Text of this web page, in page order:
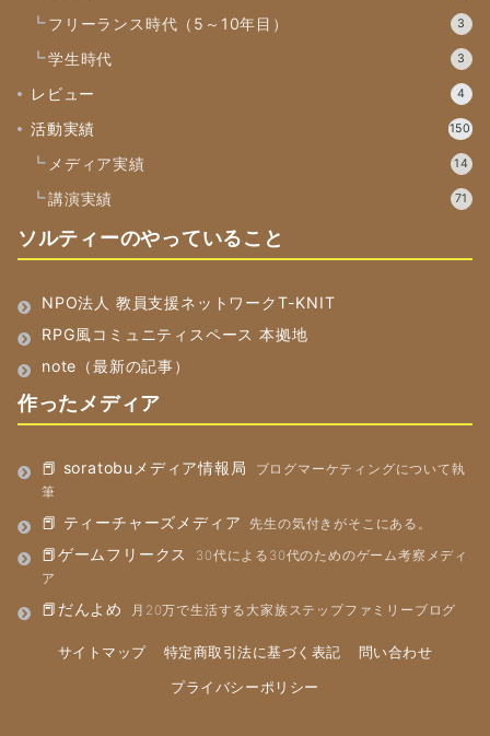
フリーランス時代（5～10年目） 3
学生時代 3
レビュー 4
活動実績 150
メディア実績 14
講演実績 71
ソルティーのやっていること
NPO法人 教員支援ネットワークT-KNIT
RPG風コミュニティスペース 本拠地
note（最新の記事）
作ったメディア
📕 soratobuメディア情報局
ブログマーケティングについて執
筆
📕 ティーチャーズメディア 先生の気付きがそこにある。
📕ゲームフリークス
30代による30代のためのゲーム考察メディ
ア
📕だんよめ 月20万で生活する大家族ステップファミリーブログ
サイトマップ 特定商取引法に基づく表記 問い合わせ
プライバシーポリシー